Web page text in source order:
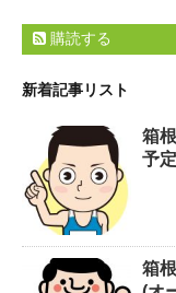
購読する
新着記事リスト
箱
予
箱